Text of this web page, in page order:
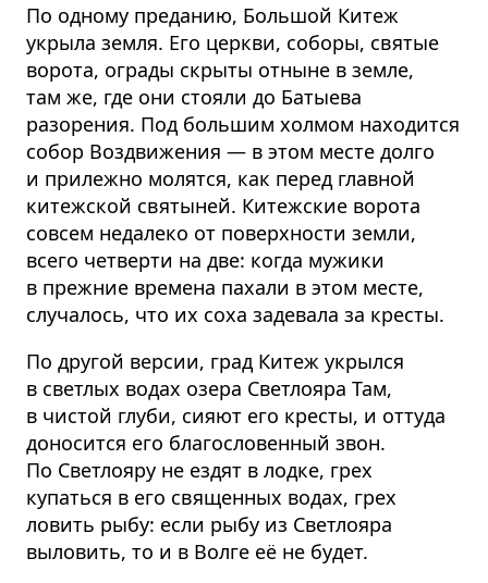
По одному преданию, Большой Китеж
укрыла земля. Его церкви, соборы, святые
ворота, ограды скрыты отныне в земле,
там же, где они стояли до Батыева
разорения. Под большим холмом находится
собор Воздвижения — в этом месте долго
и прилежно молятся, как перед главной
китежской святыней. Китежские ворота
совсем недалеко от поверхности земли,
всего четверти на две: когда мужики
в прежние времена пахали в этом месте,
случалось, что их соха задевала за кресты.
По другой версии, град Китеж укрылся
в светлых водах озера Светлояра Там,
в чистой глуби, сияют его кресты, и оттуда
доносится его благословенный звон.
По Светлояру не ездят в лодке, грех
купаться в его священных водах, грех
ловить рыбу: если рыбу из Светлояра
выловить, то и в Волге её не будет.